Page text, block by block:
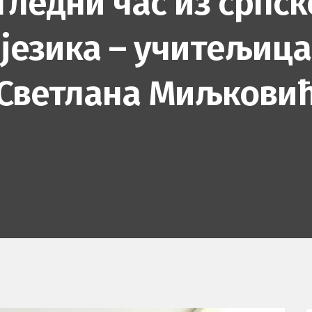
језика – учитељица